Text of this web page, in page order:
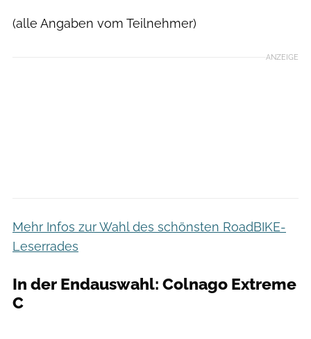
(alle Angaben vom Teilnehmer)
ANZEIGE
Mehr Infos zur Wahl des schönsten RoadBIKE-
Leserrades
In der Endauswahl: Colnago Extreme
C